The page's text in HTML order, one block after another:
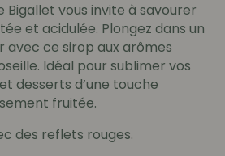
Bigallet vous invite à savourer
et acidulée. Plongez dans un
avec ce sirop aux arômes
Idéal pour sublimer vos
desserts d’une touche
fruitée.
des reflets rouges.